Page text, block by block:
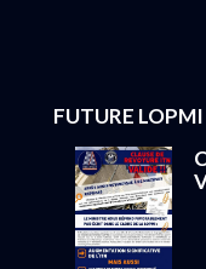
FUTURE LOPMI